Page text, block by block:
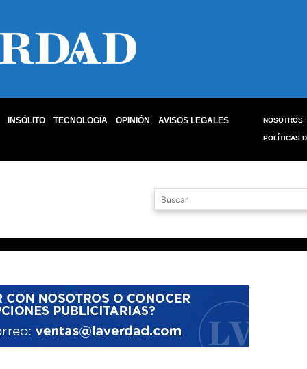
INSÓLITO TECNOLOGÍA OPINIÓN
AVISOS LEGALES
NOSOTROS
POLÍTICAS